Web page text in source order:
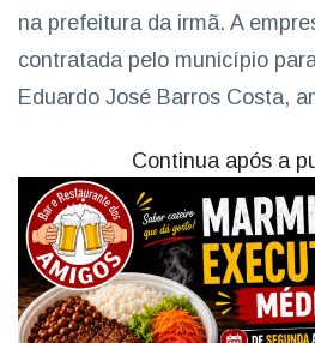
na prefeitura da irmã. A
contratada pelo município
Eduardo José Barros Costa,
Continua após a